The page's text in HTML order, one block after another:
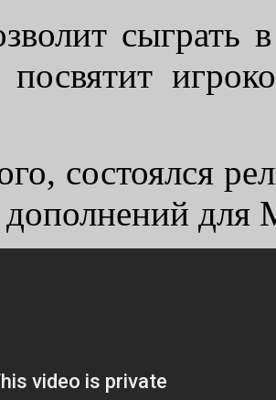
сыграть
состоялся
для